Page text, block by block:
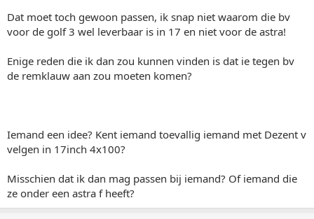
Dat moet toch gewoon passen, ik snap niet waarom die bv
voor de golf 3 wel leverbaar is in 17 en niet voor de astra!
Enige reden die ik dan zou kunnen vinden is dat ie tegen bv
de remklauw aan zou moeten komen?
Iemand een idee? Kent iemand toevallig iemand met Dezent v
velgen in 17inch 4x100?
Misschien dat ik dan mag passen bij iemand? Of iemand die
ze onder een astra f heeft?